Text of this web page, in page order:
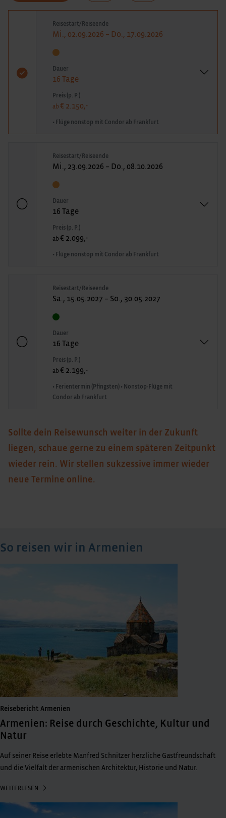
Reisestart/Reiseende
Mi., 02.09.2026 – Do., 17.09.2026
Dauer
16 Tage
Preis (p. P.)
ab € 2.150,-
• Flüge nonstop mit Condor ab Frankfurt
Reisestart/Reiseende
Mi., 23.09.2026 – Do., 08.10.2026
Dauer
16 Tage
Preis (p. P.)
ab € 2.099,-
• Flüge nonstop mit Condor ab Frankfurt
Reisestart/Reiseende
Sa., 15.05.2027 – So., 30.05.2027
Dauer
16 Tage
Preis (p. P.)
ab € 2.199,-
• Ferientermin (Pfingsten) • Nonstop-Flüge mit
Condor ab Frankfurt
Sollte dein Reisewunsch weiter in der Zukunft
liegen, schaue gerne zu einem späteren Zeitpunkt
wieder rein. Wir stellen sukzessive immer wieder
neue Termine online.
So reisen wir in Armenien
Reisebericht Armenien
Armenien: Reise durch Geschichte, Kultur und
Natur
Auf seiner Reise erlebte Manfred Schnitzer herzliche Gastfreundschaft
und die Vielfalt der armenischen Architektur, Historie und Natur.
WEITERLESEN